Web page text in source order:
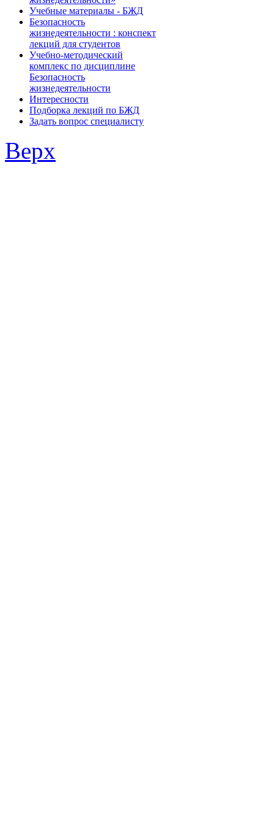
Учебные материалы - БЖД
Безопасность
жизнедеятельности : конспект
лекций для студентов
Учебно-методический
комплекс по дисциплине
Безопасность
жизнедеятельности
Интересности
Подборка лекций по БЖД
Задать вопрос специалисту
Верх